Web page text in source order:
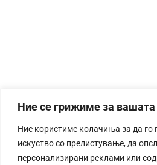
Ние се грижиме за вашата
Ние користиме колачиња за да
искуство со прелистување, да
персонализирани реклами или